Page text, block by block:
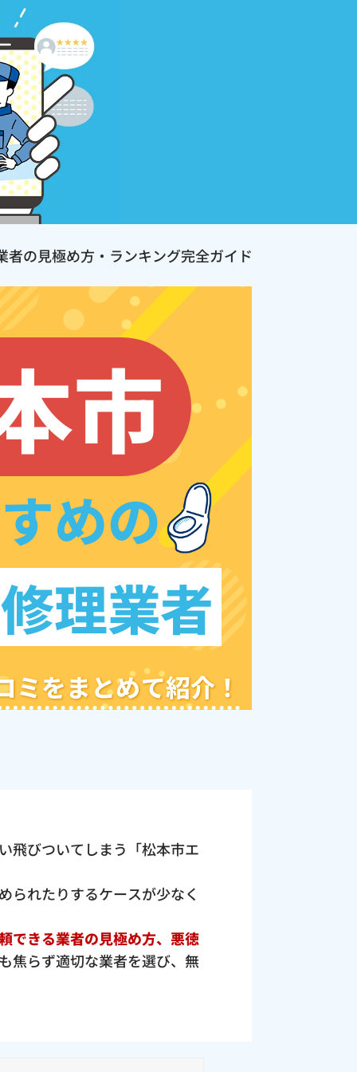
の見極め方・ランキング完全ガイド
市
めの
理業者
をまとめて紹介！
飛びついてしまう「松本市エ
られたりするケースが少なく
できる業者の見極め方、悪徳
焦らず適切な業者を選び、無